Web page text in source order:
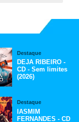
Destaque
DEJA RIBEIRO -
CD - Sem limites
(2026)
Destaque
IASMIM
FERNANDES - CD